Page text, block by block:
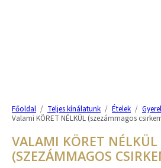
Főoldal / Teljes kínálatunk / Ételek /
Valami KÖRET NÉLKÜL (szezámmagos
VALAMI KÖRET NÉLKÜL
(SZEZÁMMAGOS